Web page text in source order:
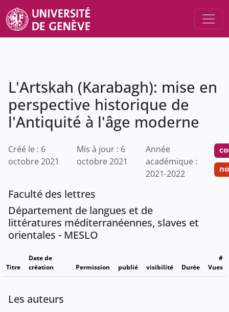
L'Artskah (Karabagh): mise en
perspective historique de
l'Antiquité à l'âge moderne
Créé le : 6
octobre 2021
Mis à jour : 6
octobre 2021
Année
académique :
2021-2022
Faculté des lettres
Département de langues et de
littératures méditerranéennes, slaves et
orientales - MESLO
Titre
Date de
création
Permission publié visibilité Durée
#
Vues
Les auteurs